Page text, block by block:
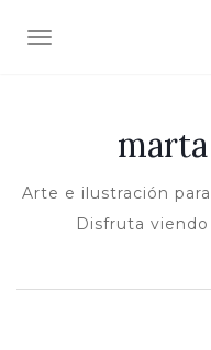
ALTERNAR
Arte e ilustración
Disfruta